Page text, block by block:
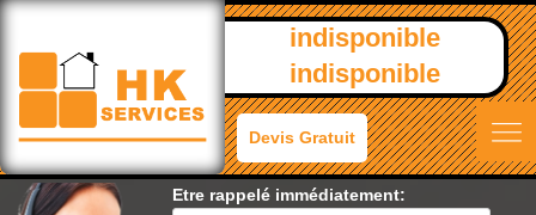
indisponible
indisponible
Devis Gratuit
Etre rappelé immédiatement: